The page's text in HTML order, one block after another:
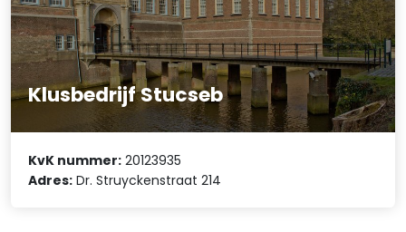
Klusbedrijf Stucseb
KvK nummer: 20123935
Adres: Dr. Struyckenstraat 214